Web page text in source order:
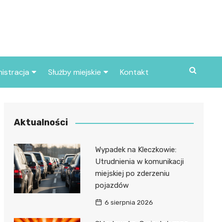
miasta
Służby miejskie
Policja
Kontakt
Aktualności
Wypadek na Kleczkowie:
Utrudnienia w komunikacji
miejskiej po zderzeniu
pojazdów
6 sierpnia 2026